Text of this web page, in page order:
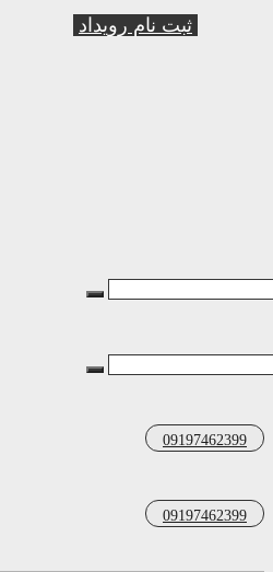
ثبت نام رویداد
09197462399
09197462399